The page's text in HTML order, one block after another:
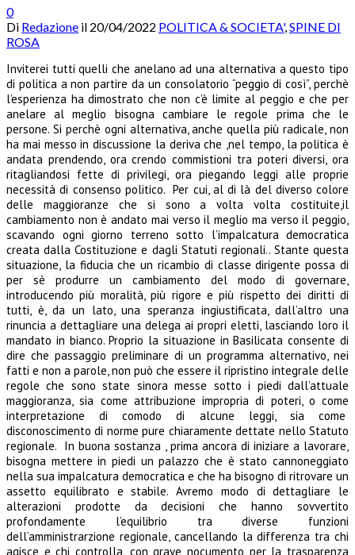
0
Di Redazione il 20/04/2022 POLITICA & SOCIETA',SPINE DI
ROSA
Inviterei tutti quelli che anelano ad una alternativa a questo tipo
di politica a non partire da un consolatorio “peggio di così”, perchè
l’esperienza ha dimostrato che non c’è limite al peggio e che per
anelare al meglio bisogna cambiare le regole prima che le
persone. Si perchè ogni alternativa, anche quella più radicale, non
ha mai messo in discussione la deriva che ,nel tempo, la politica è
andata prendendo, ora crendo commistioni tra poteri diversi, ora
ritagliandosi fette di privilegi, ora piegando leggi alle proprie
necessità di consenso politico. Per cui, al di là del diverso colore
delle maggioranze che si sono a volta volta costituite,il
cambiamento non è andato mai verso il meglio ma verso il peggio,
scavando ogni giorno terreno sotto l’impalcatura democratica
creata dalla Costituzione e dagli Statuti regionali.. Stante questa
situazione, la fiducia che un ricambio di classe dirigente possa di
per sè produrre un cambiamento del modo di governare,
introducendo più moralità, più rigore e più rispetto dei diritti di
tutti, è, da un lato, una speranza ingiustificata, dall’altro una
rinuncia a dettagliare una delega ai propri eletti, lasciando loro il
mandato in bianco. Proprio la situazione in Basilicata consente di
dire che passaggio preliminare di un programma alternativo, nei
fatti e non a parole, non può che essere il ripristino integrale delle
regole che sono state sinora messe sotto i piedi dall’attuale
maggioranza, sia come attribuzione impropria di poteri, o come
interpretazione di comodo di alcune leggi, sia come
disconoscimento di norme pure chiaramente dettate nello Statuto
regionale. In buona sostanza , prima ancora di iniziare a lavorare,
bisogna mettere in piedi un palazzo che è stato cannoneggiato
nella sua impalcatura democratica e che ha bisogno di ritrovare un
assetto equilibrato e stabile. Avremo modo di dettagliare le
alterazioni prodotte da decisioni che hanno sovvertito
profondamente l’equilibrio tra diverse funzioni
dell’amministrarzione regionale, cancellando la differenza tra chi
agisce e chi controlla, con grave nocumento per la trasparenza